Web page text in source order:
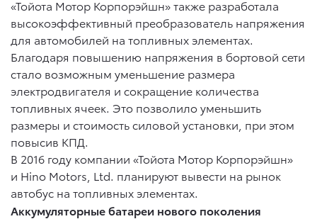
«Тойота Мотор Корпорэйшн» также разработала
высокоэффективный преобразователь напряжения
для автомобилей на топливных элементах.
Благодаря повышению напряжения в бортовой сети
стало возможным уменьшение размера
электродвигателя и сокращение количества
топливных ячеек. Это позволило уменьшить
размеры и стоимость силовой установки, при этом
повысив КПД.
В 2016 году компании «Тойота Мотор Корпорэйшн»
и Hino Motors, Ltd. планируют вывести на рынок
автобус на топливных элементах.
Аккумуляторные батареи нового поколения